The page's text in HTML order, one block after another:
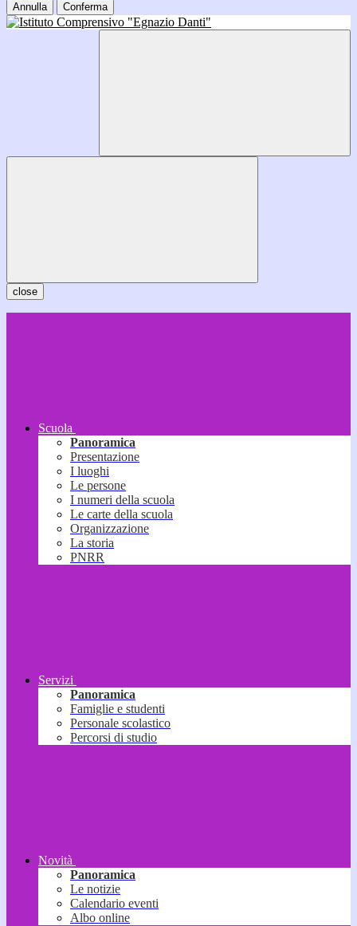
Annulla Conferma
close
Scuola
Panoramica
Presentazione
I luoghi
Le persone
I numeri della scuola
Le carte della scuola
Organizzazione
La storia
PNRR
Servizi
Panoramica
Famiglie e studenti
Personale scolastico
Percorsi di studio
Novità
Panoramica
Le notizie
Calendario eventi
Albo online